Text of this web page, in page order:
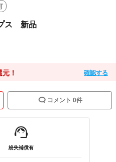
ス 新品
！ 確認する
コメント 0件
紛失補償有